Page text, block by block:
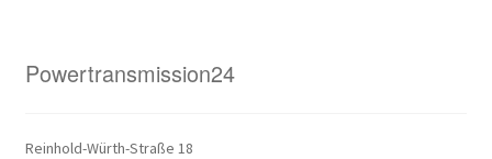
Powertransmission24
Reinhold-Würth-Straße 18